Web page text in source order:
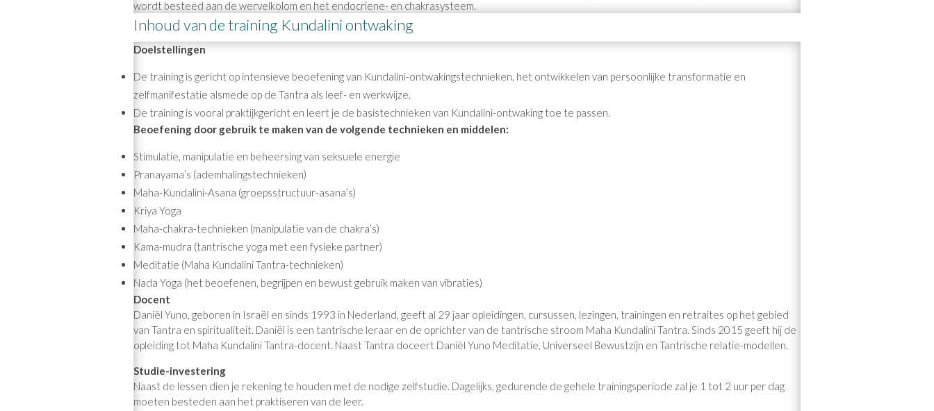
wordt besteed aan de wervelkolom en het endocriene- en chakrasysteem.
Inhoud van de training Kundalini ontwaking
Doelstellingen
De training is gericht op intensieve beoefening van Kundalini-ontwakingstechnieken, het ontwikkelen van persoonlijke transformatie en
zelfmanifestatie alsmede op de Tantra als leef- en werkwijze.
De training is vooral praktijkgericht en leert je de basistechnieken van Kundalini-ontwaking toe te passen.
Beoefening door gebruik te maken van de volgende technieken en middelen:
Stimulatie, manipulatie en beheersing van seksuele energie
Pranayama’s (ademhalingstechnieken)
Maha-Kundalini-Asana (groepsstructuur-asana’s)
Kriya Yoga
Maha-chakra-technieken (manipulatie van de chakra’s)
Kama-mudra (tantrische yoga met een fysieke partner)
Meditatie (Maha Kundalini Tantra-technieken)
Nada Yoga (het beoefenen, begrijpen en bewust gebruik maken van vibraties)
Docent
Daniël Yuno, geboren in Israël en sinds 1993 in Nederland, geeft al 29 jaar opleidingen, cursussen, lezingen, trainingen en retraites op het gebied
van Tantra en spiritualiteit. Daniël is een tantrische leraar en de oprichter van de tantrische stroom Maha Kundalini Tantra. Sinds 2015 geeft hij de
opleiding tot Maha Kundalini Tantra-docent. Naast Tantra doceert Daniël Yuno Meditatie, Universeel Bewustzijn en Tantrische relatie-modellen.
Studie-investering
Naast de lessen dien je rekening te houden met de nodige zelfstudie. Dagelijks, gedurende de gehele trainingsperiode zal je 1 tot 2 uur per dag
moeten besteden aan het praktiseren van de leer.